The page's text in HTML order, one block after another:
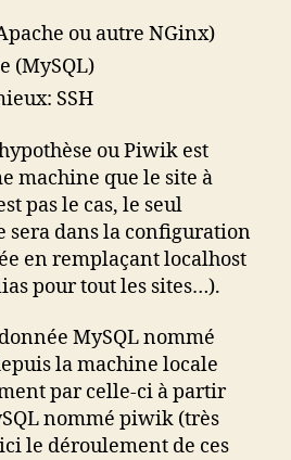
ou autre NGinx)
(MySQL)
SSH
ou Piwik est
machine que le site à
pas le cas, le seul
sera dans la configuration
en remplaçant localhost
pour tout les sites…).
MySQL nommé
la machine locale
par celle-ci à partir
nommé piwik (très
le déroulement de ces